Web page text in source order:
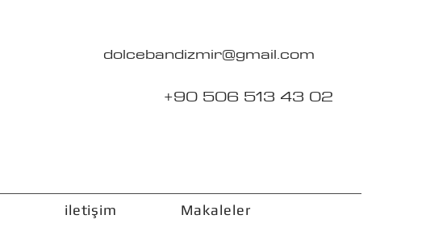
dolcebandizmir@gmail.com
+90 506 513 43 02
iletişim Makaleler